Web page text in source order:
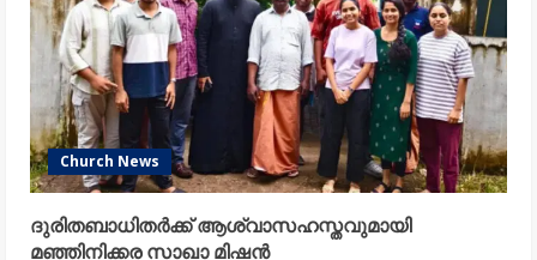
Church News
ദുരിതബാധിതർക്ക് ആശ്വാസഹസ്തവുമായി
മഞ്ഞിനിക്കര സാഖാ മിഷൻ